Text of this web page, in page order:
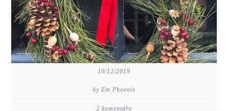
10/12/2019
by Em Phoenix
2 komentáře